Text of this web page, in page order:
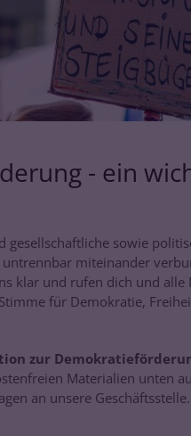
- ein
gesellschaftliche sowie
miteinander
klar und rufen dich und alle
für Demokratie,
zur
Materialien unten
an unsere Geschäftsstelle.